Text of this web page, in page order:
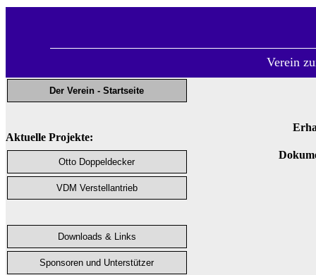
Verein
Der Verein - Startseite
Aktuelle Projekte:
Otto Doppeldecker
VDM Verstellantrieb
Downloads & Links
Sponsoren und Unterstützer